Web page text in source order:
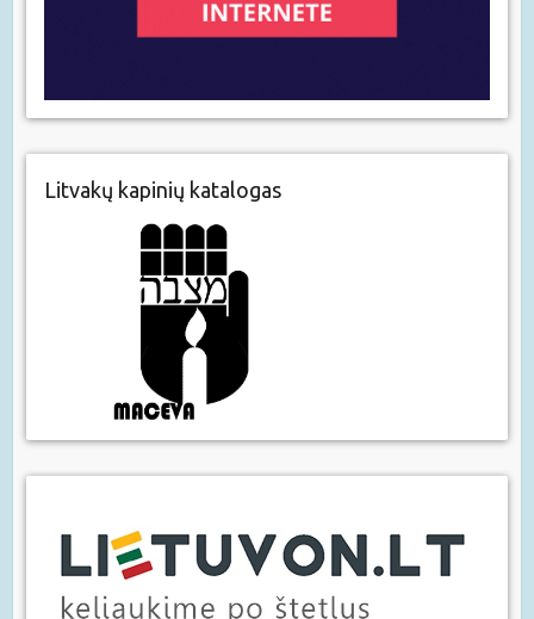
Litvakų kapinių katalogas